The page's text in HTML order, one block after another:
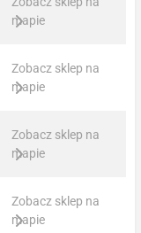
mapie
Zobacz sklep na
mapie
Zobacz sklep na
mapie
Zobacz sklep na
mapie